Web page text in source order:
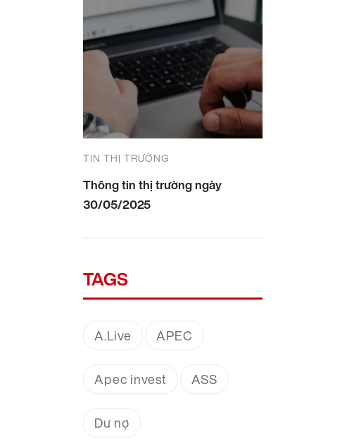
TIN THỊ TRƯỜNG
Thông tin thị trường ngày
30/05/2025
TAGS
A.Live APEC
Apec invest ASS
Dư nợ